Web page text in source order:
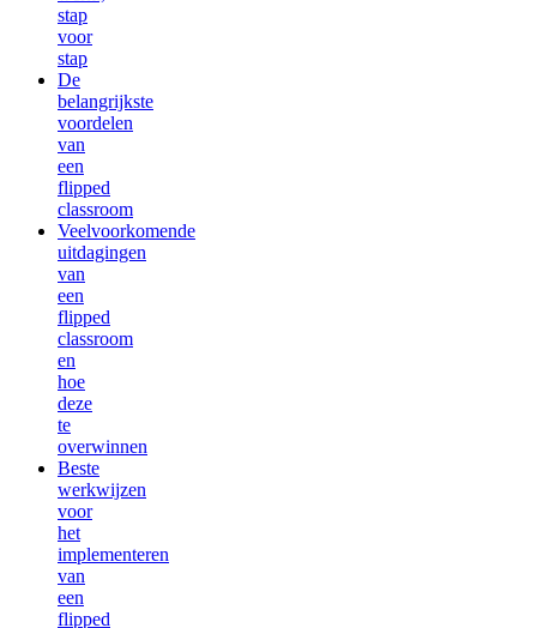
stap
voor
stap
De
belangrijkste
voordelen
van
een
flipped
classroom
Veelvoorkomende
uitdagingen
van
een
flipped
classroom
en
hoe
deze
te
overwinnen
Beste
werkwijzen
voor
het
implementeren
van
een
flipped